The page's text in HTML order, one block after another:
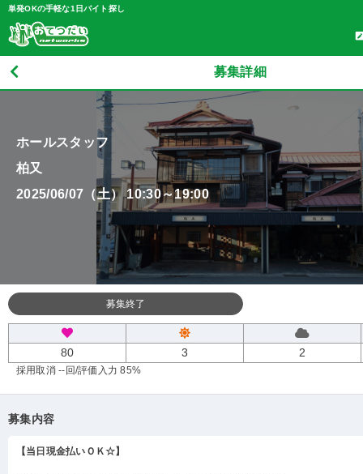
単発OKの手軽な1日バイト探し
募集詳細
ホールスタッフ
柏又
2025/06/07（土） 10:30～19:00
募集終了
80 3 2
採用取消 --回/評価入力 85%
募集内容
【当日現金払いＯＫ☆】